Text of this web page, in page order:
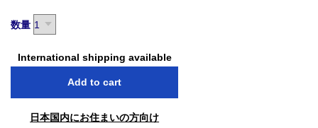
数量
International shipping available
Add to cart
日本国内にお住まいの方向け